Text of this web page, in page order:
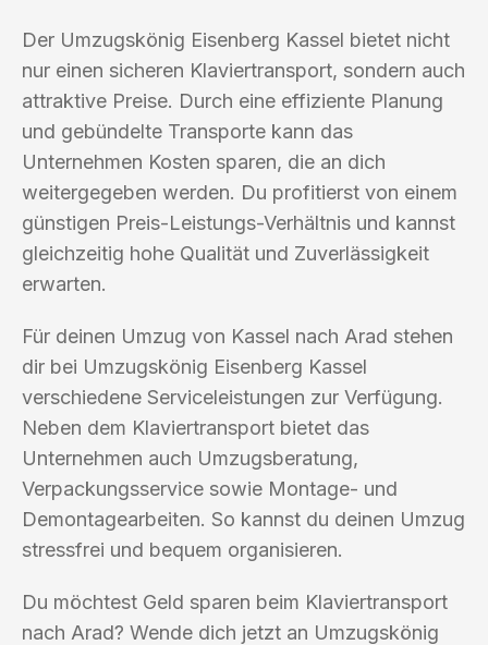
Der Umzugskönig Eisenberg Kassel bietet nicht
nur einen sicheren Klaviertransport, sondern auch
attraktive Preise. Durch eine effiziente Planung
und gebündelte Transporte kann das
Unternehmen Kosten sparen, die an dich
weitergegeben werden. Du profitierst von einem
günstigen Preis-Leistungs-Verhältnis und kannst
gleichzeitig hohe Qualität und Zuverlässigkeit
erwarten.
Für deinen Umzug von Kassel nach Arad stehen
dir bei Umzugskönig Eisenberg Kassel
verschiedene Serviceleistungen zur Verfügung.
Neben dem Klaviertransport bietet das
Unternehmen auch Umzugsberatung,
Verpackungsservice sowie Montage- und
Demontagearbeiten. So kannst du deinen Umzug
stressfrei und bequem organisieren.
Du möchtest Geld sparen beim Klaviertransport
nach Arad? Wende dich jetzt an Umzugskönig